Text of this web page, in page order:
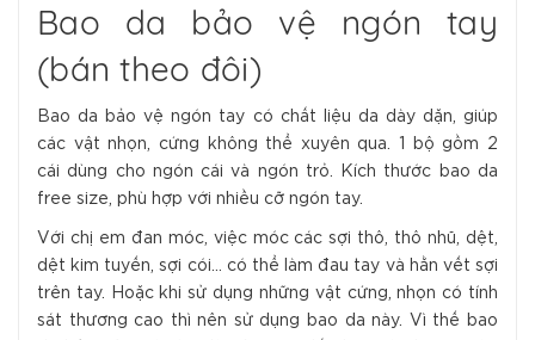
Bao da bảo vệ ngón tay
(bán theo đôi)
Bao da bảo vệ ngón tay có chất liệu da dày dặn, giúp
các vật nhọn, cứng không thể xuyên qua. 1 bộ gồm 2
cái dùng cho ngón cái và ngón trỏ. Kích thước bao da
free size, phù hợp với nhiều cỡ ngón tay.
Với chị em đan móc, việc móc các sợi thô, thô nhũ, dệt,
dệt kim tuyến, sợi cói... có thể làm đau tay và hằn vết sợi
trên tay. Hoặc khi sử dụng những vật cứng, nhọn có tính
sát thương cao thì nên sử dụng bao da này. Vì thế bao